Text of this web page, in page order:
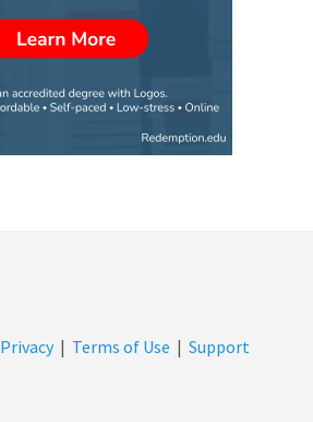
Privacy | Terms of Use | Support